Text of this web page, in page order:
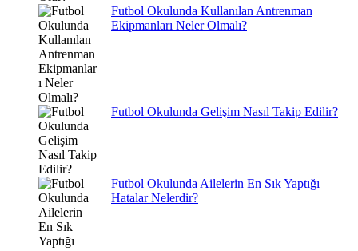
Futbol Okulunda Kullanılan Antrenman
Ekipmanları Neler Olmalı?
Futbol Okulunda Gelişim Nasıl Takip Edilir?
Futbol Okulunda Ailelerin En Sık Yaptığı
Hatalar Nelerdir?